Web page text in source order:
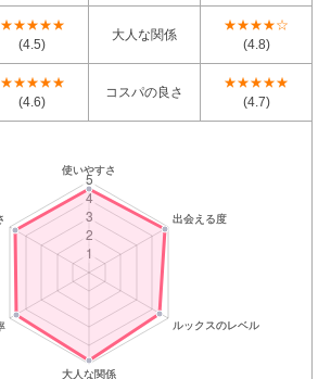
★★★★★
(4.5)
大人な関係
★★★★☆
(4.8)
★★★★★
(4.6)
コスパの良さ
★★★★★
(4.7)